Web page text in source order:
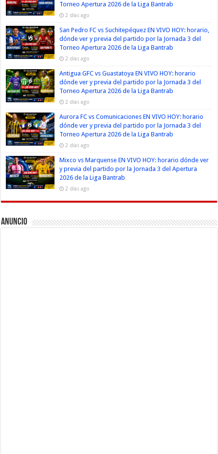
Torneo Apertura 2026 de la Liga Bantrab
2 días ago
San Pedro FC vs Suchitepéquez EN VIVO HOY: horario,
dónde ver y previa del partido por la Jornada 3 del
Torneo Apertura 2026 de la Liga Bantrab
2 días ago
Antigua GFC vs Guastatoya EN VIVO HOY: horario
dónde ver y previa del partido por la Jornada 3 del
Torneo Apertura 2026 de la Liga Bantrab
2 días ago
Aurora FC vs Comunicaciones EN VIVO HOY: horario
dónde ver y previa del partido por la Jornada 3 del
Torneo Apertura 2026 de la Liga Bantrab
2 días ago
Mixco vs Marquense EN VIVO HOY: horario dónde ver
y previa del partido por la Jornada 3 del Apertura
2026 de la Liga Bantrab
2 días ago
Anuncio